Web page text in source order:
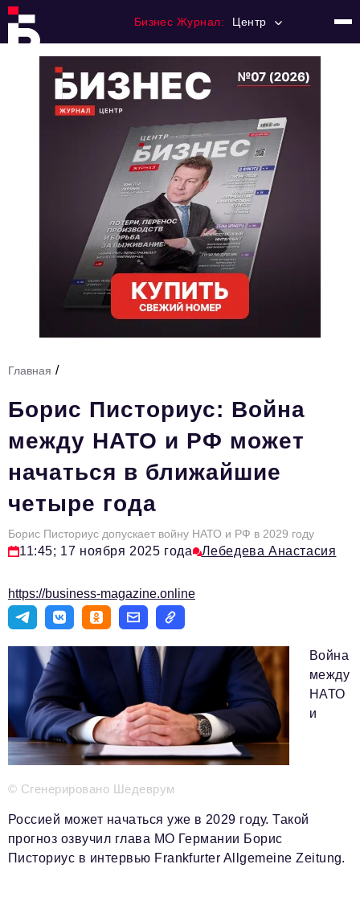
Бизнес Журнал: Центр
Регулирование
Премия "Тульский Бизнес"
История тульского предпринимательства
Тема номера
HR
Персона номера
Инфраструктура развития
Технологии и тренды
Импортозамещение
Мероприятия
Авторские материалы
Видео
Телефон редакции:+7 495 727-01-67
Электронные почты редакции:
info@business-magazine.online
Отдел рекламы
reklama@business-magazine.online
Отдел распространения/редакционная подписка
Главная /
Борис Писториус: Война
между НАТО и РФ может
начаться в ближайшие
четыре года
Борис Писториус допускает войну НАТО и РФ в 2029 году
11:45; 17 ноября 2025 года Лебедева Анастасия
https://business-magazine.online
© Сгенерировано Шедеврум
Война
между
НАТО
и
Россией может начаться уже в 2029 году. Такой
прогноз озвучил глава МО Германии Борис
Писториус в интервью Frankfurter Allgemeine Zeitung.